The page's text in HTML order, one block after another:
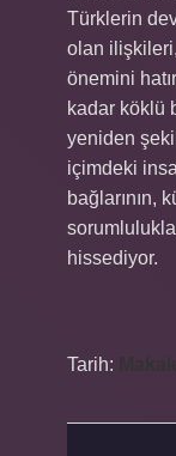
Türklerin
olan
önemini
kadar köklü
yeniden
içimdeki
bağlarının,
hissediyor.
Tarih: